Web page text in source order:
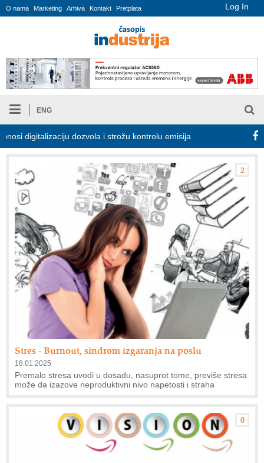
Log In
O nama Marketing Arhiva Kontakt Pretplata
ENG
dozvola i strožu kontrolu emisija Proizvodnja iC7
2
Stres - Burnout, sindrom izgaranja na poslu
18.01.2025
Premalo stresa uvodi u dosadu, nasuprot tome, previše stresa
može da izazove neproduktivni nivo napetosti i straha
0